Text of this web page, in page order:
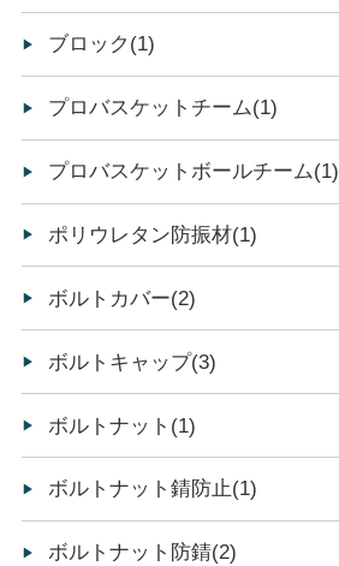
ブロック(1)
プロバスケットチーム(1)
プロバスケットボールチーム(1)
ポリウレタン防振材(1)
ボルトカバー(2)
ボルトキャップ(3)
ボルトナット(1)
ボルトナット錆防止(1)
ボルトナット防錆(2)